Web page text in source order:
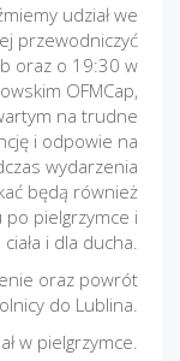
udział we
przewodniczyć
oraz o 19:30 w
OFMCap,
na trudne
i odpowie na
wydarzenia
będą również
pielgrzymce i
i dla ducha.
oraz powrót
do Lublina.
w pielgrzymce.